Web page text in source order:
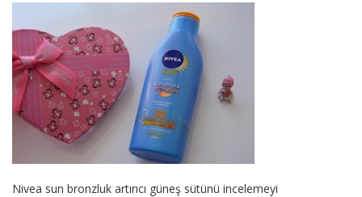
Nivea sun bronzluk artırıcı güneş sütünü incelemeyi